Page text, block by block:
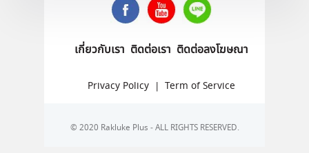
เกี่ยวกับเรา ติดต่อเรา ติดต่อลงโฆษณา
Privacy Policy | Term of Service
© 2020 Rakluke Plus - ALL RIGHTS RESERVED.